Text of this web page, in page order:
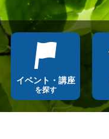
イベント・講座
を探す